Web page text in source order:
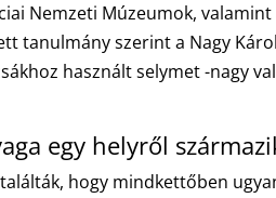
Nemzeti Múzeumok, valamint
tanulmány szerint a Nagy
használt selymet -nagy
egy helyről
hogy mindkettőben